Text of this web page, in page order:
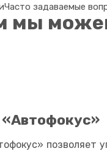
Часто задаваемые
мы
позволяет